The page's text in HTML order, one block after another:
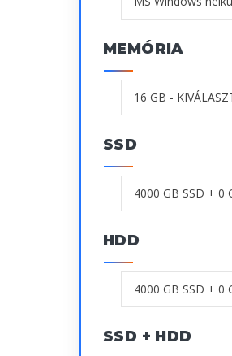
MEMÓRIA
SSD
HDD
SSD + HDD